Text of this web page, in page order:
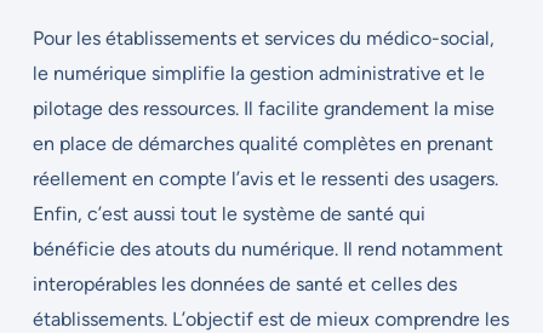
Pour les établissements et services du médico-social,
le numérique simplifie la gestion administrative et le
pilotage des ressources. Il facilite grandement la mise
en place de démarches qualité complètes en prenant
réellement en compte l’avis et le ressenti des usagers.
Enfin, c’est aussi tout le système de santé qui
bénéficie des atouts du numérique. Il rend notamment
interopérables les données de santé et celles des
établissements. L’objectif est de mieux comprendre les